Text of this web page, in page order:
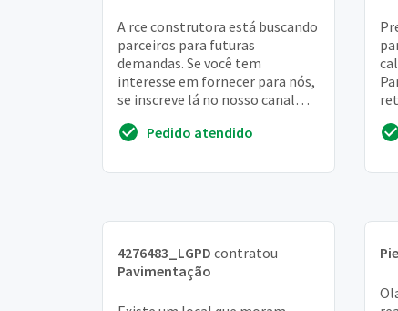
A rce construtora está buscando
parceiros para futuras
demandas. Se você tem
interesse em fornecer para nós,
se inscreve lá no nosso canal
informações e oportuni...
Pedido atendido
4276483_LGPD contratou
Pavimentação